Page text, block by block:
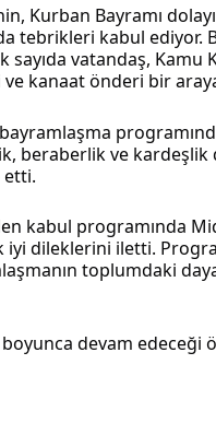
Kurban Bayramı
tebrikleri kabul ediyor.
vatandaş, Kamu
kanaat önderi bir
beraberlik ve kardeşlik
kabul programında
iyi dileklerini iletti.
toplumdaki
devam edeceği